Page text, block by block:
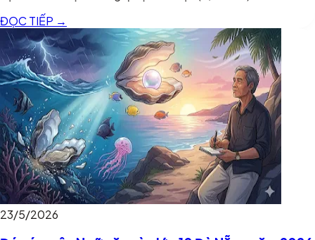
ĐỌC TIẾP →
23/5/2026